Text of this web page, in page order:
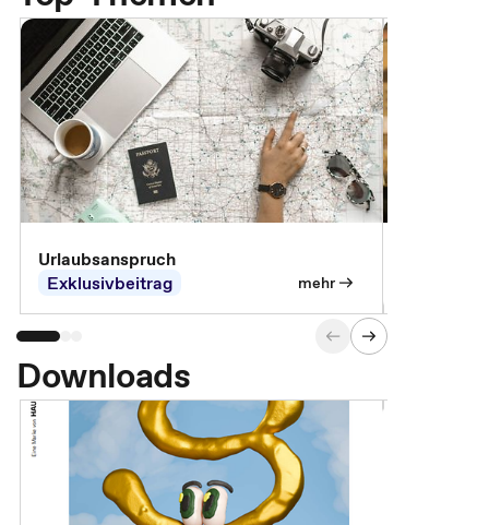
Urlaubsanspruch
Exklusivbeitrag
mehr
Downloads